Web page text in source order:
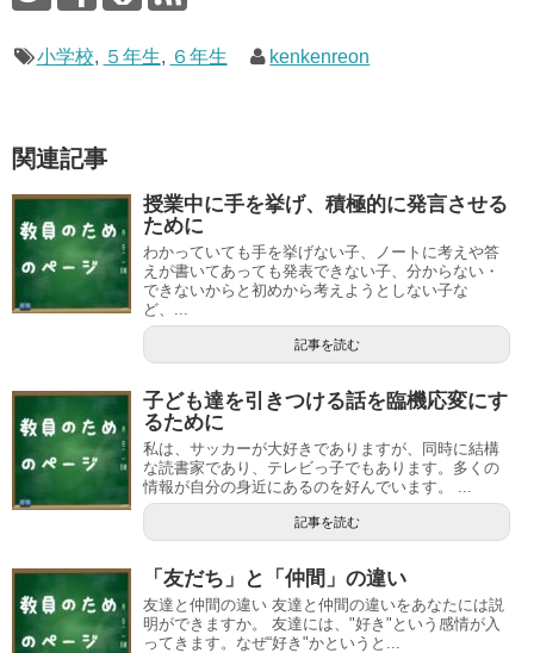
小学校, ５年生, ６年生 kenkenreon
関連記事
授業中に手を挙げ、積極的に発言させる
ために
わかっていても手を挙げない子、ノートに考えや答
えが書いてあっても発表できない子、分からない・
できないからと初めから考えようとしない子な
ど、...
記事を読む
子ども達を引きつける話を臨機応変にす
るために
私は、サッカーが大好きでありますが、同時に結構
な読書家であり、テレビっ子でもあります。多くの
情報が自分の身近にあるのを好んでいます。 ...
記事を読む
「友だち」と「仲間」の違い
友達と仲間の違い 友達と仲間の違いをあなたには説
明ができますか。 友達には、"好き"という感情が入
ってきます。なぜ“好き"かというと...